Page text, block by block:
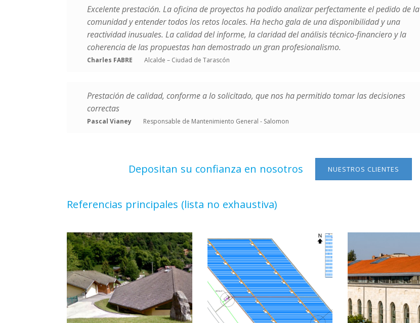
Excelente prestación. La oficina de proyectos ha podido analizar perfectamente el pedido de la
comunidad y entender todos los retos locales. Ha hecho gala de una disponibilidad y una
reactividad inusuales. La calidad del informe, la claridad del análisis técnico-financiero y la
coherencia de las propuestas han demostrado un gran profesionalismo.
Charles FABRE Alcalde – Ciudad de Tarascón
Prestación de calidad, conforme a lo solicitado, que nos ha permitido tomar las decisiones
correctas
Pascal Vianey Responsable de Mantenimiento General - Salomon
Depositan su confianza en nosotros NUESTROS CLIENTES
Referencias principales (lista no exhaustiva)